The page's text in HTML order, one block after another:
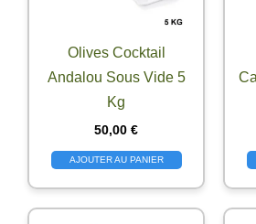
Olives Cocktail
Andalou Sous Vide 5
Kg
50,00 €
AJOUTER AU PANIER